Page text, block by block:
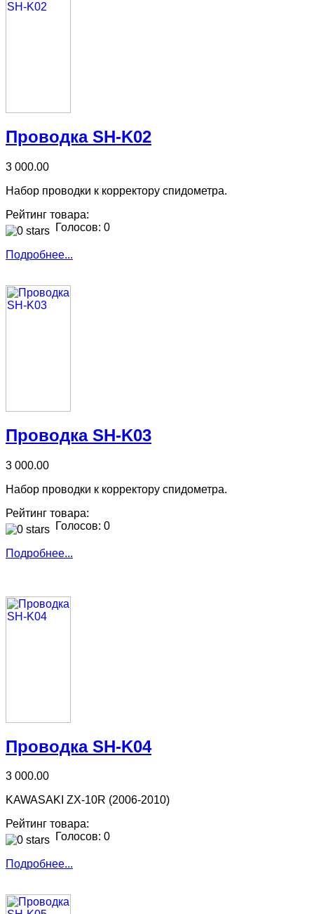
Проводка SH-K02
3 000.00
Набор проводки к корректору спидометра.
Рейтинг товара:
Голосов: 0
Подробнее...
Проводка SH-K03
3 000.00
Набор проводки к корректору спидометра.
Рейтинг товара:
Голосов: 0
Подробнее...
Проводка SH-K04
3 000.00
KAWASAKI ZX-10R (2006-2010)
Рейтинг товара:
Голосов: 0
Подробнее...